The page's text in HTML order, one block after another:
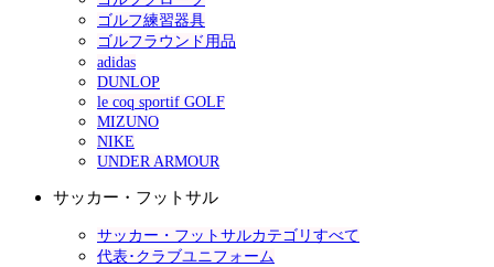
ゴルフ練習器具
ゴルフラウンド用品
adidas
DUNLOP
le coq sportif GOLF
MIZUNO
NIKE
UNDER ARMOUR
サッカー・フットサル
サッカー・フットサルカテゴリすべて
代表･クラブユニフォーム